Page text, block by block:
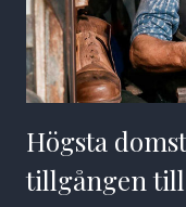
Högsta
tillgången